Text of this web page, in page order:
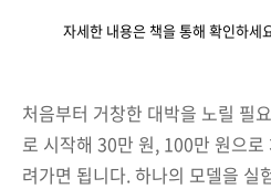
자세한 내용은 책을 통해 확인하
처음부터 거창한 대박을 노릴 필
로 시작해 30만 원, 100만 원으
려가면 됩니다. 하나의 모델을 실